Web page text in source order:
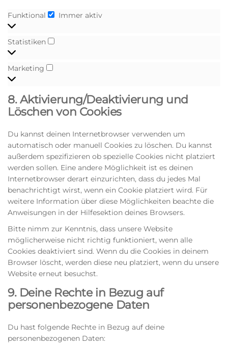
Funktional Immer aktiv
Statistiken
Marketing
8. Aktivierung/Deaktivierung und
Löschen von Cookies
Du kannst deinen Internetbrowser verwenden um
automatisch oder manuell Cookies zu löschen. Du kannst
außerdem spezifizieren ob spezielle Cookies nicht platziert
werden sollen. Eine andere Möglichkeit ist es deinen
Internetbrowser derart einzurichten, dass du jedes Mal
benachrichtigt wirst, wenn ein Cookie platziert wird. Für
weitere Information über diese Möglichkeiten beachte die
Anweisungen in der Hilfesektion deines Browsers.
Bitte nimm zur Kenntnis, dass unsere Website
möglicherweise nicht richtig funktioniert, wenn alle
Cookies deaktiviert sind. Wenn du die Cookies in deinem
Browser löscht, werden diese neu platziert, wenn du unsere
Website erneut besuchst.
9. Deine Rechte in Bezug auf
personenbezogene Daten
Du hast folgende Rechte in Bezug auf deine
personenbezogenen Daten: